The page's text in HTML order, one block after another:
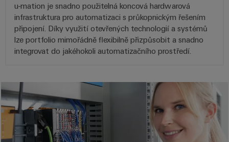
u-mation je snadno použitelná koncová hardwarová
infrastruktura pro automatizaci s průkopnickým řešením
připojení. Díky využití otevřených technologií a systémů
lze portfolio mimořádně flexibilně přizpůsobit a snadno
integrovat do jakéhokoli automatizačního prostředí.